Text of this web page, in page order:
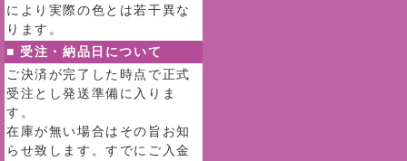
により実際の色とは若干異な
ります。
■ 受注・納品日について
ご決済が完了した時点で正式
受注とし発送準備に入りま
す。
在庫が無い場合はその旨お知
らせ致します。すでにご入金